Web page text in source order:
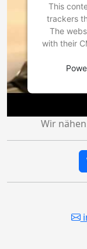
This
trackers
The
with their
Wir